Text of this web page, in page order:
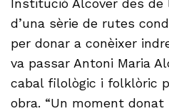
d’una sèrie de rutes
per donar a conèixer
va passar Antoni Maria
cabal filològic i folklòric
obra. “Un moment donat